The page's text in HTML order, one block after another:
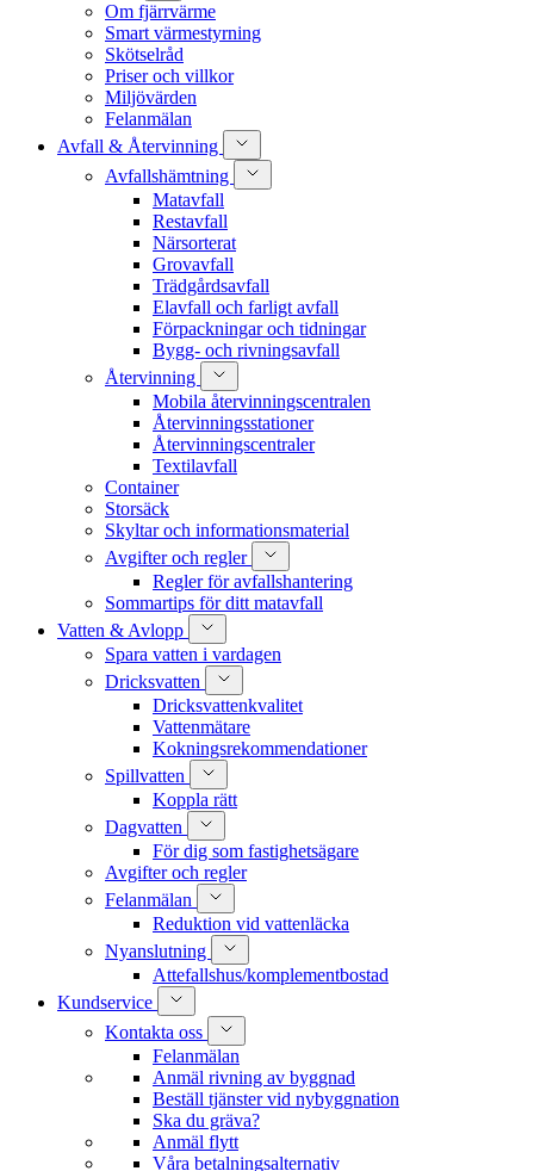
Om fjärrvärme
Smart värmestyrning
Skötselråd
Priser och villkor
Miljövärden
Felanmälan
Avfall & Återvinning
Avfallshämtning
Matavfall
Restavfall
Närsorterat
Grovavfall
Trädgårdsavfall
Elavfall och farligt avfall
Förpackningar och tidningar
Bygg- och rivningsavfall
Återvinning
Mobila återvinningscentralen
Återvinningsstationer
Återvinningscentraler
Textilavfall
Container
Storsäck
Skyltar och informationsmaterial
Avgifter och regler
Regler för avfallshantering
Sommartips för ditt matavfall
Vatten & Avlopp
Spara vatten i vardagen
Dricksvatten
Dricksvattenkvalitet
Vattenmätare
Kokningsrekommendationer
Spillvatten
Koppla rätt
Dagvatten
För dig som fastighetsägare
Avgifter och regler
Felanmälan
Reduktion vid vattenläcka
Nyanslutning
Attefallshus/komplementbostad
Kundservice
Kontakta oss
Felanmälan
Anmäl rivning av byggnad
Beställ tjänster vid nybyggnation
Ska du gräva?
Anmäl flytt
Våra betalningsalternativ